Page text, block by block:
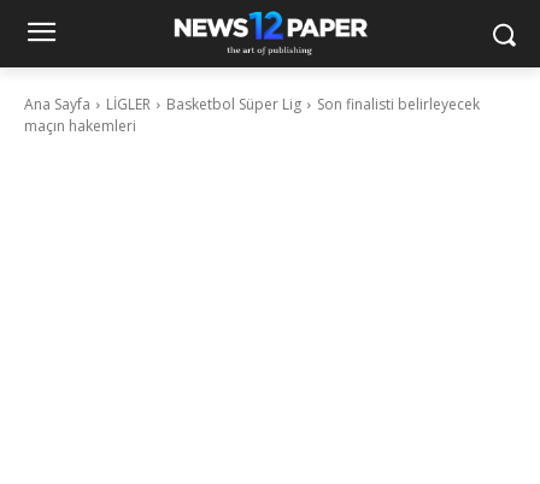
Ana Sayfa LİGLER Basketbol Süper Lig
Son finalisti belirleyecek
maçın hakemleri